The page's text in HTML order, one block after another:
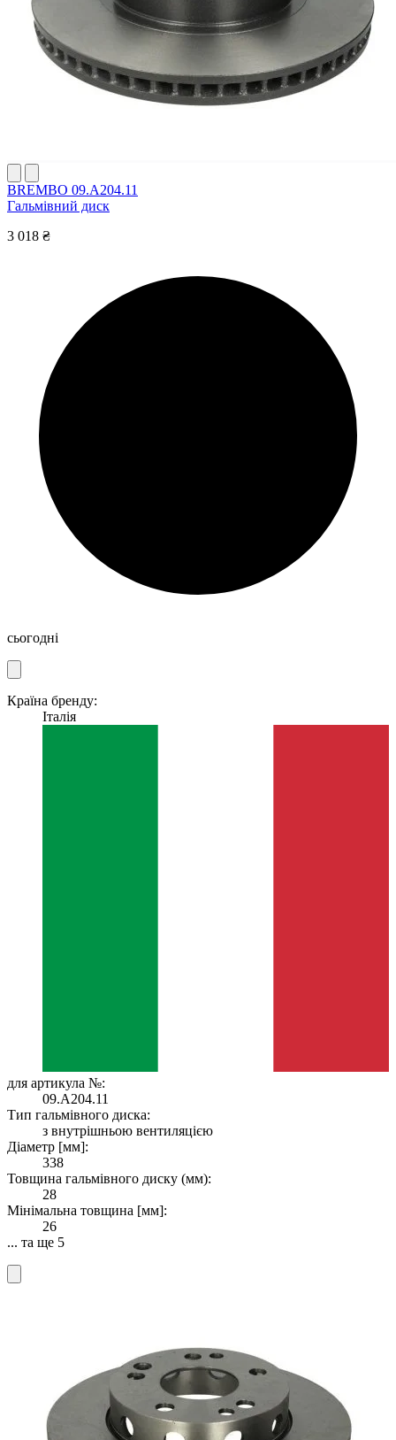
BREMBO 09.A204.11
Гальмівний диск
3 018 ₴
сьогодні
Країна бренду:
Італія
для артикула №:
09.A204.11
Тип гальмівного диска:
з внутрішньою вентиляцією
Діаметр [мм]:
338
Товщина гальмівного диску (мм):
28
Мінімальна товщина [мм]:
26
... та ще 5